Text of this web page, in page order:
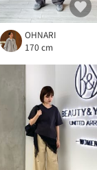
OHNARI
170 cm